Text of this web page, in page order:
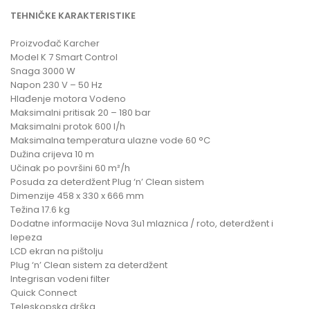
TEHNIČKE KARAKTERISTIKE
Proizvođač Karcher
Model K 7 Smart Control
Snaga 3000 W
Napon 230 V – 50 Hz
Hlađenje motora Vodeno
Maksimalni pritisak 20 – 180 bar
Maksimalni protok 600 l/h
Maksimalna temperatura ulazne vode 60 °C
Dužina crijeva 10 m
Učinak po površini 60 m²/h
Posuda za deterdžent Plug ‘n’ Clean sistem
Dimenzije 458 x 330 x 666 mm
Težina 17.6 kg
Dodatne informacije Nova 3u1 mlaznica / roto, deterdžent i
lepeza
LCD ekran na pištolju
Plug ‘n’ Clean sistem za deterdžent
Integrisan vodeni filter
Quick Connect